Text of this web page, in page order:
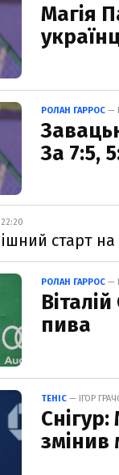
Магія
РОЛАН ГАРРОС —
За 7:5,
старт
РОЛАН ГАРРОС —
пива
ТЕНІС — ІГОР
змінив